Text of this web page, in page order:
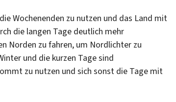
Wochenenden zu nutzen und das Land mit
die langen Tage deutlich mehr
Norden zu fahren, um Nordlichter zu
und die kurzen Tage sind
zu nutzen und sich sonst die Tage mit